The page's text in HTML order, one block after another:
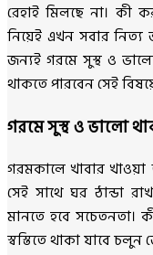
রেহাই মিলছে না। কী
নিয়েই এখন সবার নিত্য
জন্যই গরমে সুস্থ ও
থাকতে পারবেন সেই
গরমে সুস্থ ও ভালো
গরমকালে খাবার
সেই সাথে ঘর ঠান্ডা
মানতে হবে সচেতনতা।
স্বস্তিতে থাকা যাবে চলুন